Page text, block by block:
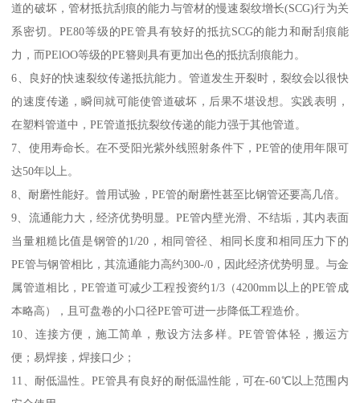
道的破坏，管材抵抗刮痕的能力与管材的慢速裂纹增长(SCG)行为关
系密切。PE80等级的PE管具有较好的抵抗SCG的能力和耐刮痕能
力，而PElOO等级的PE簪则具有更加出色的抵抗刮痕能力。
6、良好的快速裂纹传递抵抗能力。管道发生开裂时，裂纹会以很快
的速度传递，瞬间就可能使管道破坏，后果不堪设想。实践表明，
在塑料管道中，PE管道抵抗裂纹传递的能力强于其他管道。
7、使用寿命长。在不受阳光紫外线照射条件下，PE管的使用年限可
达50年以上。
8、耐磨性能好。曾用试验，PE管的耐磨性甚至比钢管还要高几倍。
9、流通能力大，经济优势明显。PE管内壁光滑、不结垢，其内表面
当量粗糙比值是钢管的1/20，相同管径、相同长度和相同压力下的
PE管与钢管相比，其流通能力高约300-/0，因此经济优势明显。与金
属管道相比，PE管道可减少工程投资约1/3（4200mm以上的PE管成
本略高），且可盘卷的小口径PE管可进一步降低工程造价。
10、连接方便，施工简单，敷设方法多样。PE管管体轻，搬运方
便；易焊接，焊接口少；
11、耐低温性。PE管具有良好的耐低温性能，可在-60℃以上范围内